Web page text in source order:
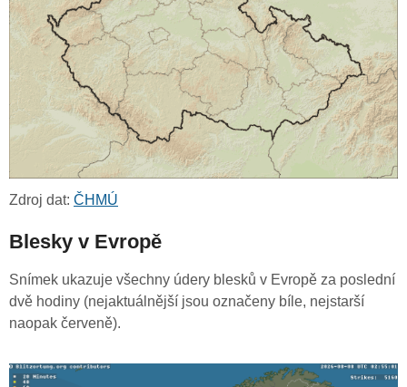
Zdroj dat: ČHMÚ
Blesky v Evropě
Snímek ukazuje všechny údery blesků v Evropě za poslední
dvě hodiny (nejaktuálnější jsou označeny bíle, nejstarší
naopak červeně).